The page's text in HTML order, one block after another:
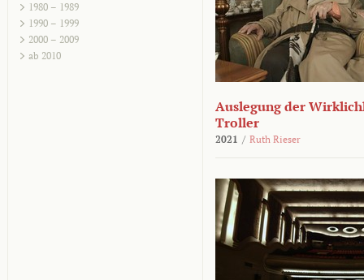
1980 – 1989
1990 – 1999
2000 – 2009
ab 2010
Auslegung der
Troller
2021 / Ruth Rieser